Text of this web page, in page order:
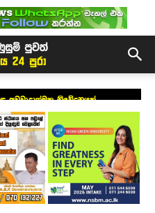
අවවාදාත්මක නිවේදනයක්